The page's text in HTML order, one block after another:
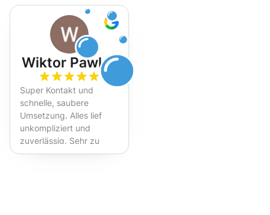
Wiktor Pawlak
Super Kontakt und
schnelle, saubere
Umsetzung. Alles lief
unkompliziert und
zuverlässig. Sehr zu
empfehlen!